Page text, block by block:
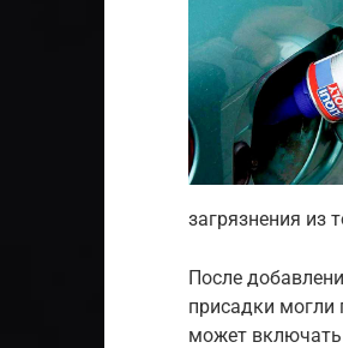
загрязнения из
После
присадки могли
может включать